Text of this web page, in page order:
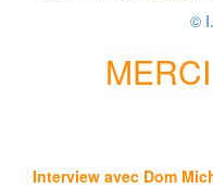
©
Interview avec Dom